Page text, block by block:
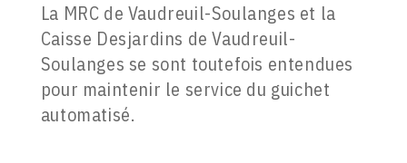
La MRC de Vaudreuil-Soulanges et la
Caisse Desjardins de Vaudreuil-
Soulanges se sont toutefois entendues
pour maintenir le service du guichet
automatisé.